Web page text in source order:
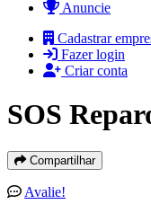
Anuncie
Cadastrar
Fazer login
Criar conta
SOS
Compartilhar
Avalie!